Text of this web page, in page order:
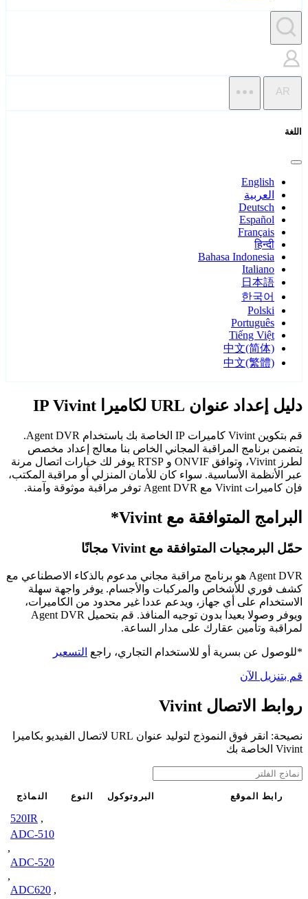
AR
اللغة
English
العربية
Deutsch
Español
Français
हिन्दी
Bahasa Indonesia
Italiano
日本語
한국어
Polski
Português
Tiếng Việt
中文(简体)
中文(繁體)
دليل إعداد عنوان URL لكاميرا IP Vivint
قم بتكوين Vivint كاميرات IP الخاصة بك باستخدام Agent DVR.
يتضمن برنامج المراقبة المجاني الخاص بنا معالج إعداد مخصص
لطرز Vivint، وتوافق ONVIF و RTSP يوفر لك خيارات اتصال مرنة
عبر الأنظمة الأساسية. سواء كان للأمان المنزلي أو مراقبة المكتب،
فإن كاميرات Vivint مع Agent DVR توفر مراقبة موثوقة وآمنة.
البرامج المتوافقة مع Vivint*
حمّل البرمجيات المتوافقة مع Vivint مجانًا
Agent DVR هو برنامج مراقبة مجاني مدعوم بالذكاء الاصطناعي مع
كشف فوري للأشخاص والمركبات والأجسام. يوفر واجهة سهلة
الاستخدام على أي جهاز، ويدعم عددا غير محدود من الكاميرات،
ويوفر وصولا بعيدا بدون توجيه المنافذ. قم بتحميل Agent DVR
لمراقبة وتأمين عقارك على مدار الساعة.
*للوصول عن بسرية أو للاستخدام التجاري، راجع التسعير
قم بتنزيل الآن
روابط الاتصال Vivint
نصيحة: انقر فوق النموذج لتوليد عنوان URL لاتصال الفيديو بكاميرا
Vivint الخاصة بك
النماذج النوع البروتوكول رابط الموقع
520IR ,
ADC-510
,
ADC-520
,
ADC620 ,